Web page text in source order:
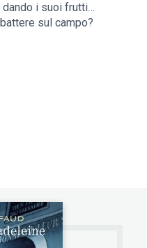
i suoi frutti…
sul campo?